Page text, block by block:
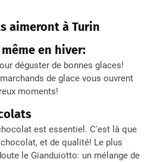
aimeront à Turin
en hiver:
déguster de bonnes glaces!
de glace vous ouvrent
moments!
est essentiel. C'est là que
et de qualité! Le plus
le Gianduiotto: un mélange de